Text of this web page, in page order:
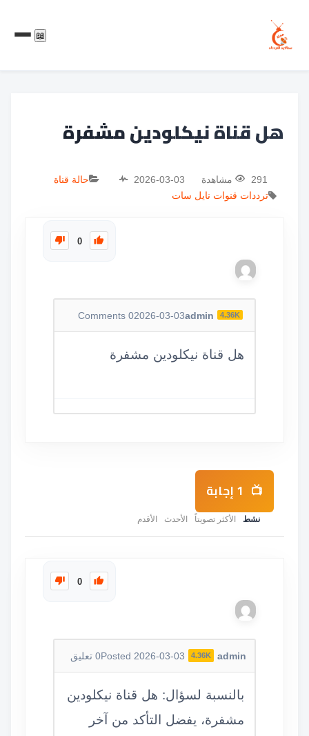
📖
هل قناة نيكلودين مشفرة
291 مشاهدة 2026-03-03
حالة قناة
ترددات قنوات نايل سات
0
admin 4.36K
2026-03-03
0
هل قناة نيكلودين مشفرة
1إجابة
نشط الأكثر تصويتاً الأحدث الأقدم
0
admin
4.36K
Posted 2026-03-03
0 تعليق
بالنسبة لسؤال: هل قناة نيكلودين
مشفرة، يفضل التأكد من آخر